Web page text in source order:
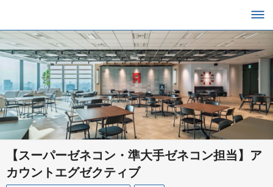
【スーパーゼネコン・準大手ゼネコン担当】ア
カウントエグゼクティブ